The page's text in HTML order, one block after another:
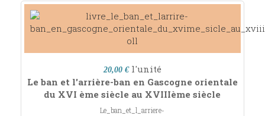
20,00 € l'unité
Le ban et l'arrière-ban en Gascogne orientale
du XVI ème siècle au XVIIIème siècle
Le_ban_et_l_arriere-